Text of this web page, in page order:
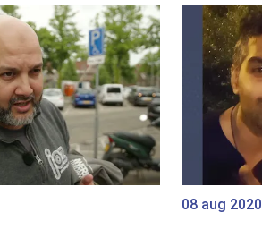
08 aug 2020